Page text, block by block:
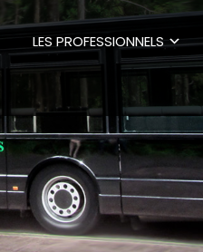
LES PROFESSIONNELS